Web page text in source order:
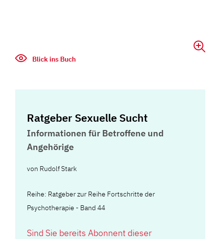
Blick ins Buch
Ratgeber Sexuelle Sucht
Informationen für Betroffene und
Angehörige
von Rudolf Stark
Reihe: Ratgeber zur Reihe Fortschritte der
Psychotherapie - Band 44
Sind Sie bereits Abonnent dieser